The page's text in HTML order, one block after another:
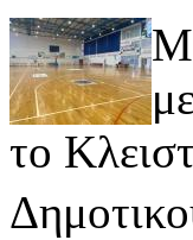
το